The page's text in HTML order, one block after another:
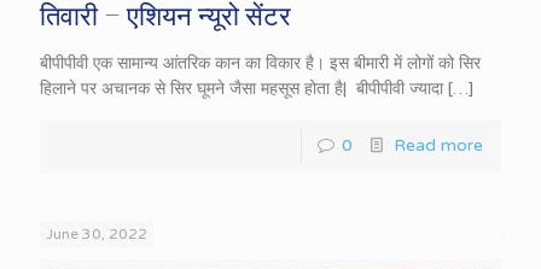
तिवारी – एशियन न्यूरो सेंटर
बीपीपीवी एक सामान्य आंतरिक कान का विकार है। इस बीमारी में लोगों को सिर
हिलाने पर अचानक से सिर घूमने जैसा महसूस होता है| बीपीपीवी ज्यादा […]
0 Read more
June 30, 2022